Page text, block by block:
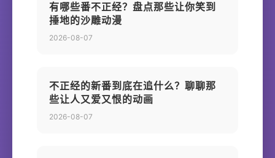
有哪些番不正经？盘点那些让你笑到
捶地的沙雕动漫
2026-08-07
不正经的新番到底在追什么？聊聊那
些让人又爱又恨的动画
2026-08-07